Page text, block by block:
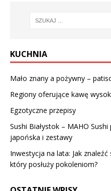
KUCHNIA
Mało znany a pożywny –
Regiony oferujące kawę
Egzotyczne przepisy
Sushi Białystok – MAHO
japońska i zestawy
Inwestycja na lata: Jak
który posłuży pokoleniom?